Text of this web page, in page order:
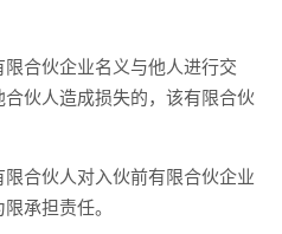
合伙企业名义与他人进行交
伙人造成损失的，该有限合伙
伙人对入伙前有限合伙企业
承担责任。